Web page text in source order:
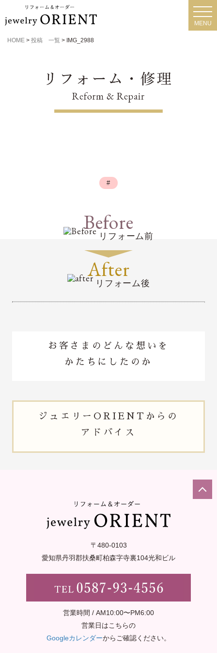
MENU
HOME > 投稿 一覧 > IMG_2988
#
Before
リフォーム前
After
リフォーム後
お客さまのどんな想いを
かたちにしたのか
ジュエリー ORIENTからの
アドバイス
〒480-0103
愛知県丹羽郡扶桑町柏森字寺裏104光和ビル
営業時間 / AM10:00〜PM6:00
営業日はこちらの
Googleカレンダーからご確認ください。